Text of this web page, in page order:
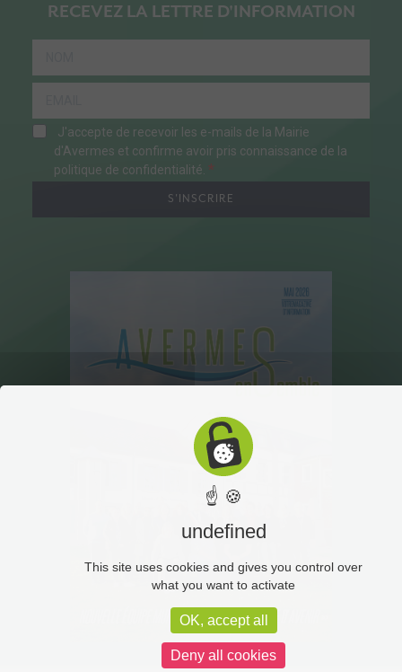
RECEVEZ LA LETTRE D'INFORMATION
J'accepte de recevoir les e-mails de la Mairie
d'Avermes et confirme avoir pris connaissance de la
politique de confidentialité.
S'INSCRIRE
☝ 🍪
undefined
This site uses cookies and gives you control over
what you want to activate
OK, accept all
Deny all cookies